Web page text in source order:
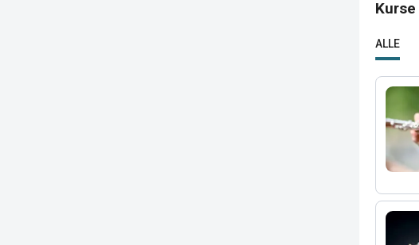
Kurse
ALLE